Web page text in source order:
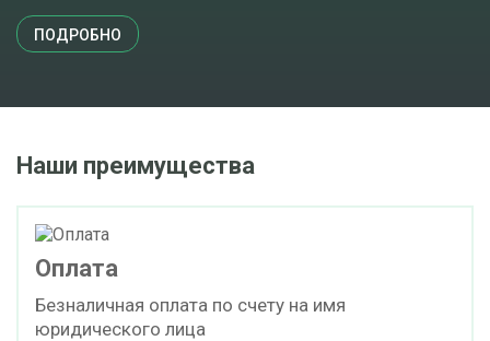
Отвердитель марки D.E.Н. 4060
бочка (200 кг)
Отвердитель марки D.E.Н. 615
ПОДРОБНО
Наши преимущества
Оплата
Безналичная оплата по счету на имя
юридического лица